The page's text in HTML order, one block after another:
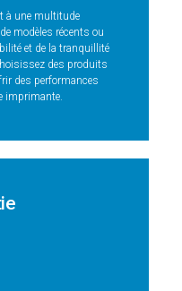
à une multitude
modèles récents ou
et de la tranquillité
des produits
des performances
imprimante.